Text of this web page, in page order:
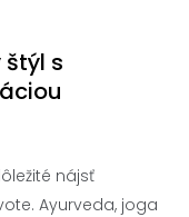
s
nájsť
Ayurveda, joga